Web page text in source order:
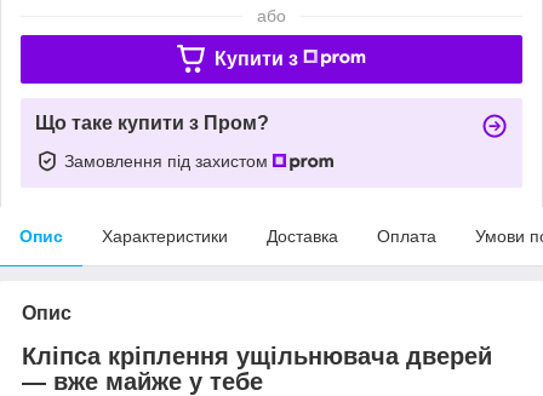
або
Купити з
Що таке купити з Пром?
Замовлення під захистом
Опис Характеристики Доставка Оплата Умови
Опис
Кліпса кріплення ущільнювача дверей
— вже майже у тебе